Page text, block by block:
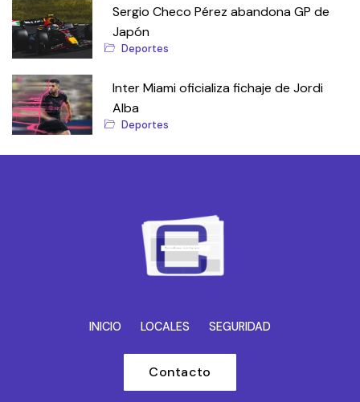
Sergio Checo Pérez abandona GP de
Japón
Deportes
Inter Miami oficializa fichaje de Jordi
Alba
Deportes
INICIO LOCALES SEGURIDAD
Contacto